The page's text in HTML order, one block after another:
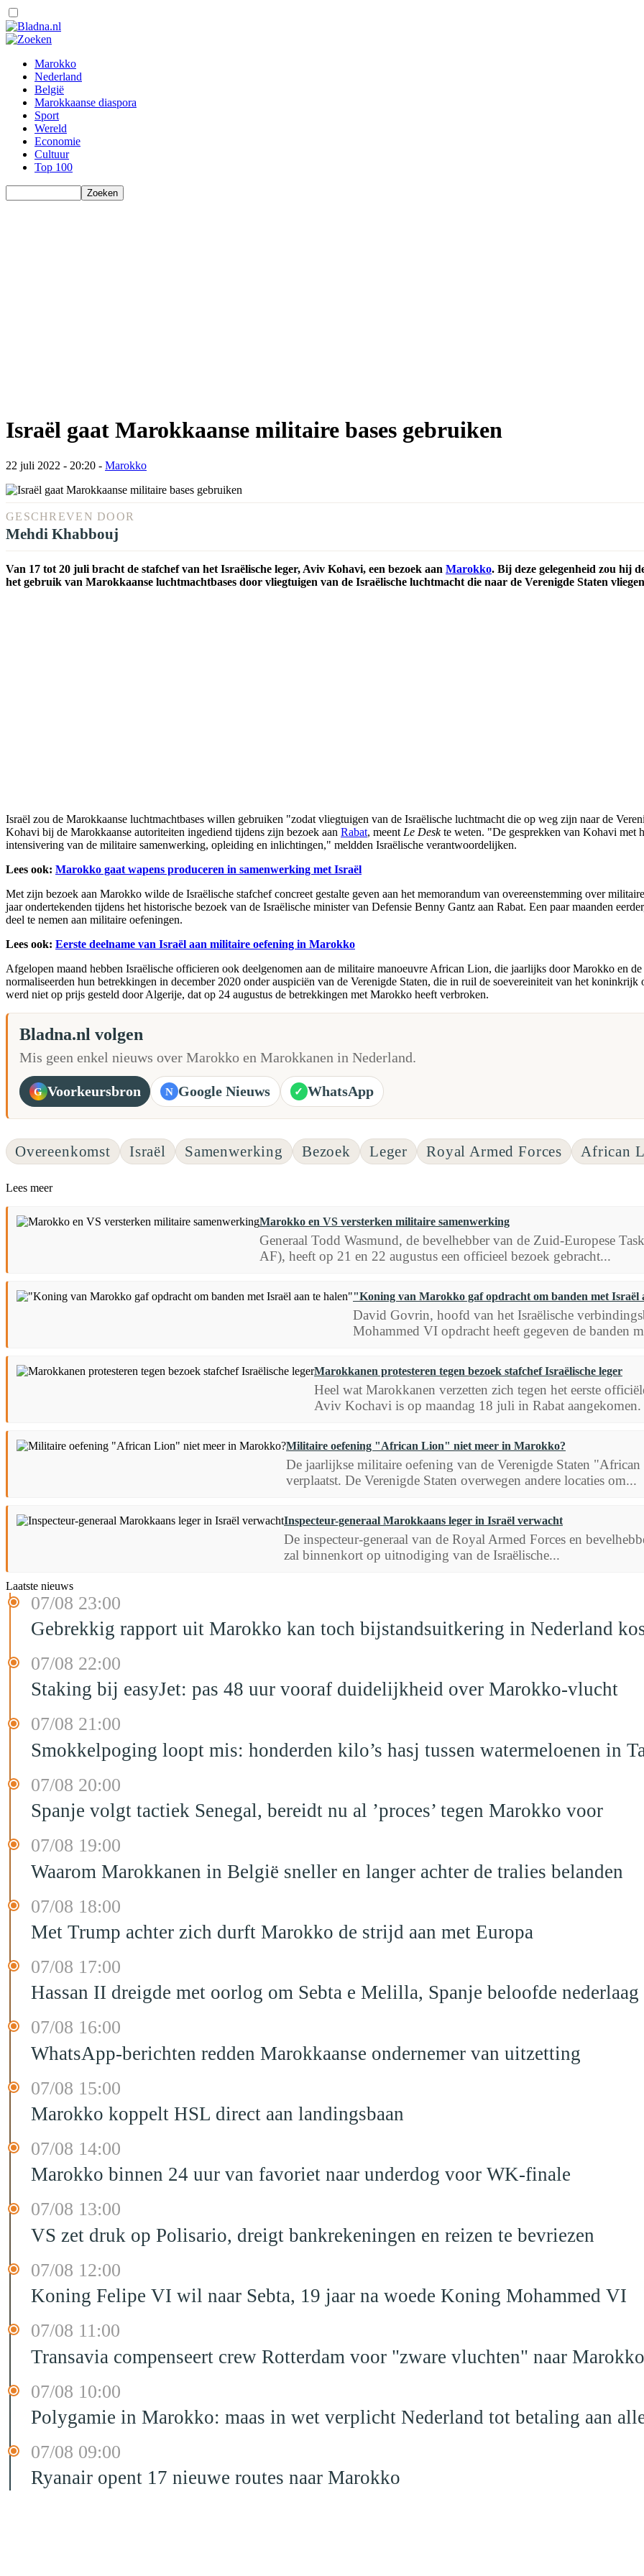
Marokko
Nederland
België
Marokkaanse diaspora
Sport
Wereld
Economie
Cultuur
Top 100
Israël gaat Marokkaanse militaire bases gebruiken
22 juli 2022 - 20:20 - Marokko
GESCHREVEN DOOR
Mehdi Khabbouj
Van 17 tot 20 juli bracht de stafchef van het Israëlische leger, Aviv Kohavi, een bezoek aan Marokko. Bij deze gelegenheid zou hij
het gebruik van Marokkaanse luchtmachtbases door vliegtuigen van de Israëlische luchtmacht die naar de Verenigde Staten
Israël zou de Marokkaanse luchtmachtbases willen gebruiken "zodat vliegtuigen van de Israëlische luchtmacht die op weg zijn naar de
Kohavi bij de Marokkaanse autoriteiten ingediend tijdens zijn bezoek aan Rabat, meent Le Deskte weten. "De gesprekken van Kohavi met
intensivering van de militaire samenwerking, opleiding en inlichtingen," meldden Israëlische verantwoordelijken.
Lees ook: Marokko gaat wapens produceren in samenwerking met Israël
Met zijn bezoek aan Marokko wilde de Israëlische stafchef concreet gestalte geven aan het memorandum van overeenstemming over
jaar ondertekenden tijdens het historische bezoek van de Israëlische minister van Defensie Benny Gantz aan Rabat. Een paar maanden
deel te nemen aan militaire oefeningen.
Lees ook: Eerste deelname van Israël aan militaire oefening in Marokko
Afgelopen maand hebben Israëlische officieren ook deelgenomen aan de militaire manoeuvre African Lion, die jaarlijks door Marokko en
normaliseerden hun betrekkingen in december 2020 onder auspiciën van de Verenigde Staten, die in ruil de soevereiniteit van het koninkrijk
werd niet op prijs gesteld door Algerije, dat op 24 augustus de betrekkingen met Marokko heeft verbroken.
Bladna.nl volgen
Mis geen enkel nieuws over Marokko en Marokkanen in Nederland.
G Voorkeursbron N Google Nieuws ✓ WhatsApp
Overeenkomst Israël Samenwerking Bezoek Leger Royal Armed Forces African
Lees meer
Marokko en VS versterken militaire samenwerking
Generaal Todd Wasmund, de bevelhebber van de Zuid-Europese
AF), heeft op 21 en 22 augustus een officieel bezoek gebracht...
"Koning van Marokko gaf opdracht om banden met Israël
David Govrin, hoofd van het Israëlische
Mohammed VI opdracht heeft gegeven de banden
Marokkanen protesteren tegen bezoek stafchef Israëlische leger
Heel wat Marokkanen verzetten zich tegen het eerste
Aviv Kochavi is op maandag 18 juli in Rabat aangekomen.
Militaire oefening "African Lion" niet meer in Marokko?
De jaarlijkse militaire oefening van de Verenigde Staten
verplaatst. De Verenigde Staten overwegen andere locaties om...
Inspecteur-generaal Marokkaans leger in Israël verwacht
De inspecteur-generaal van de Royal Armed Forces en
zal binnenkort op uitnodiging van de Israëlische...
Laatste nieuws
07/08 23:00
Gebrekkig rapport uit Marokko kan toch bijstandsuitkering in Nederland
07/08 22:00
Staking bij easyJet: pas 48 uur vooraf duidelijkheid over Marokko-vlucht
07/08 21:00
Smokkelpoging loopt mis: honderden kilo’s hasj tussen watermeloenen in
07/08 20:00
Spanje volgt tactiek Senegal, bereidt nu al ’proces’ tegen Marokko voor
07/08 19:00
Waarom Marokkanen in België sneller en langer achter de tralies belanden
07/08 18:00
Met Trump achter zich durft Marokko de strijd aan met Europa
07/08 17:00
Hassan II dreigde met oorlog om Sebta e Melilla, Spanje beloofde nederlaag
07/08 16:00
WhatsApp-berichten redden Marokkaanse ondernemer van uitzetting
07/08 15:00
Marokko koppelt HSL direct aan landingsbaan
07/08 14:00
Marokko binnen 24 uur van favoriet naar underdog voor WK-finale
07/08 13:00
VS zet druk op Polisario, dreigt bankrekeningen en reizen te bevriezen
07/08 12:00
Koning Felipe VI wil naar Sebta, 19 jaar na woede Koning Mohammed VI
07/08 11:00
Transavia compenseert crew Rotterdam voor "zware vluchten" naar Marokko
07/08 10:00
Polygamie in Marokko: maas in wet verplicht Nederland tot betaling aan
07/08 09:00
Ryanair opent 17 nieuwe routes naar Marokko